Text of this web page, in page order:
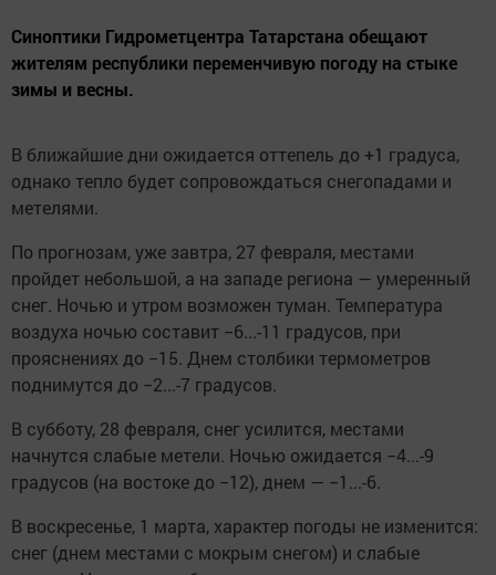
Синоптики Гидрометцентра Татарстана обещают
жителям республики переменчивую погоду на стыке
зимы и весны.
В ближайшие дни ожидается оттепель до +1 градуса,
однако тепло будет сопровождаться снегопадами и
метелями.
По прогнозам, уже завтра, 27 февраля, местами
пройдет небольшой, а на западе региона — умеренный
снег. Ночью и утром возможен туман. Температура
воздуха ночью составит −6...-11 градусов, при
прояснениях до −15. Днем столбики термометров
поднимутся до −2...-7 градусов.
В субботу, 28 февраля, снег усилится, местами
начнутся слабые метели. Ночью ожидается −4...-9
градусов (на востоке до −12), днем — −1...-6.
В воскресенье, 1 марта, характер погоды не изменится:
снег (днем местами с мокрым снегом) и слабые